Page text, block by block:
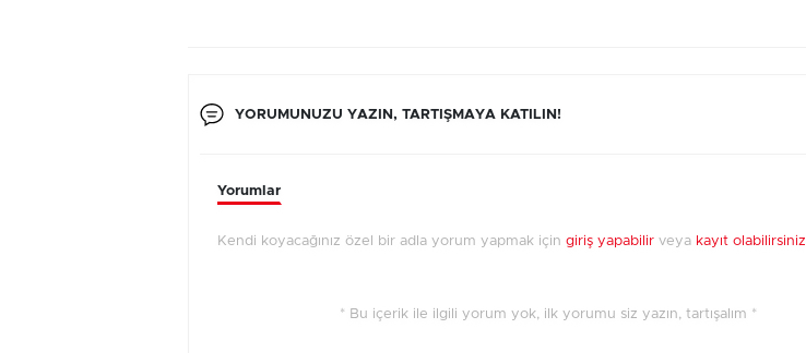
YORUMUNUZU YAZIN, TARTIŞMAYA KATILIN!
Yorumlar
Kendi koyacağınız özel bir adla yorum yapmak için giriş yapabilir veya kayıt olabilirsiniz
* Bu içerik ile ilgili yorum yok, ilk yorumu siz yazın, tartışalım *